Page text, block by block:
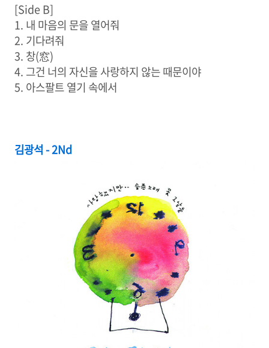
[Side B]
1. 내 마음의 문을 열어줘
2. 기다려줘
3. 창(窓)
4. 그건 너의 자신을 사랑하지 않는 때문이야
5. 아스팔트 열기 속에서
김광석 - 2Nd